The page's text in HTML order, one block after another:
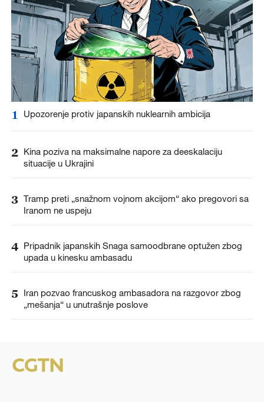
1 Upozorenje protiv japanskih nuklearnih ambicija
2 Kina poziva na maksimalne napore za deeskalaciju
situacije u Ukrajini
3 Tramp preti „snažnom vojnom akcijom“ ako pregovori sa
Iranom ne uspeju
4 Pripadnik japanskih Snaga samoodbrane optužen zbog
upada u kinesku ambasadu
5
Iran pozvao francuskog ambasadora na razgovor zbog
„mešanja“ u unutrašnje poslove